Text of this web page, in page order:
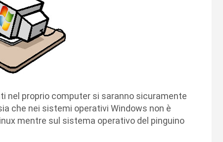
nel proprio computer si saranno sicuramente
che nei sistemi operativi Windows non è
mentre sul sistema operativo del pinguino